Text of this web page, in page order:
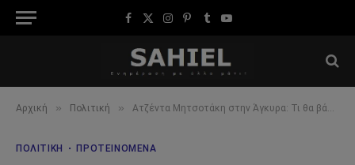
Facebook
X
Instagram
Pinterest
TumblrYouTube
Αρχική » Πολιτική » Ατζέντα Μητσοτάκη στην Άγκυρα: Τι θα βάλει στο τραπέζι με Ερντογάν στις 11 Φεβρουαρίου και ποιες είναι οι «κόκκινες γραμμές»
ΠΟΛΙΤΙΚΉ ΠΡΟΤΕΙΝΌΜΕΝΑ